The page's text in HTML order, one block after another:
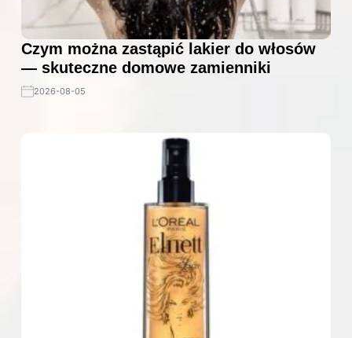
Czym można zastąpić lakier do włosów
— skuteczne domowe zamienniki
2026-08-05